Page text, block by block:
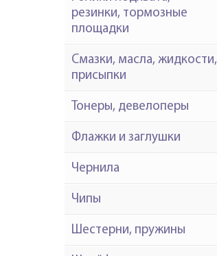
резинки, тормозные
площадки
Смазки, масла, жидкости,
присыпки
Тонеры, девелоперы
Флажки и заглушки
Чернила
Чипы
Шестерни, пружины